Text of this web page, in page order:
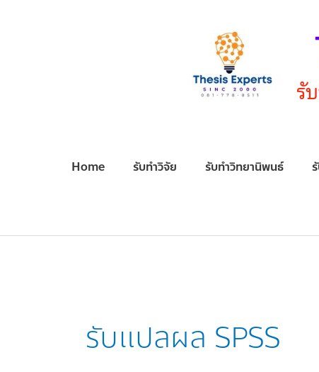
รั
Home รับทำวิจัย รับทำวิทยานิพนธ์
รับแปลผล SPSS